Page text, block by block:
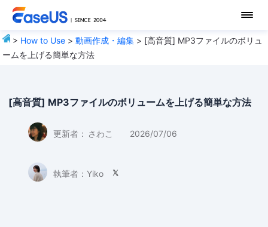
> How to Use >動画作成・編集 > [高音質] MP3ファイルのボリュ
ームを上げる簡単な方法
[高音質] MP3ファイルのボリュームを上げる簡単な方法
更新者： さわこ 2026/07/06
執筆者： Yiko 